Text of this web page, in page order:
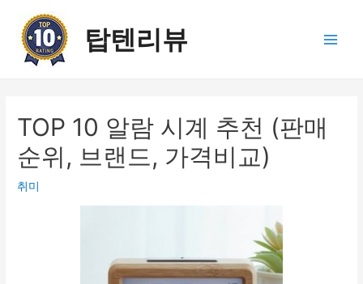
탑텐리뷰
TOP 10 알람 시계 추천 (판매
순위, 브랜드, 가격비교)
취미